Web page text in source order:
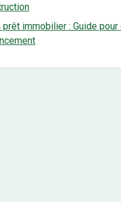
prêt immobilier : Guide